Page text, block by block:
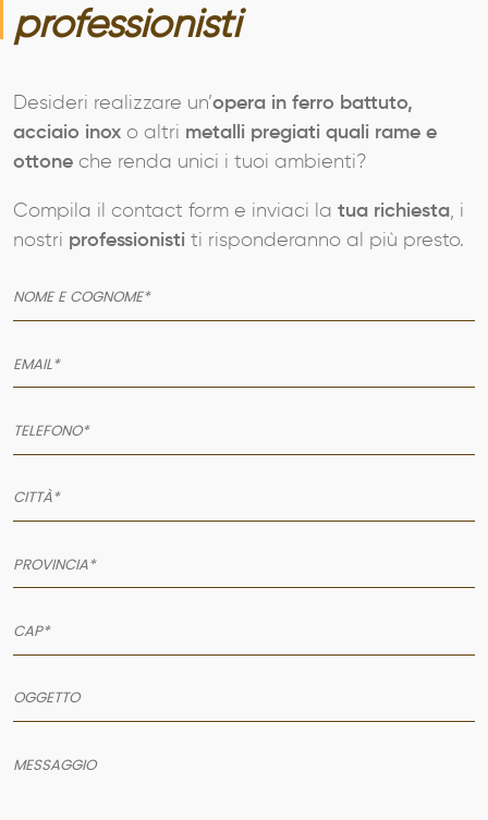
AZIENDA
SERVIZI
PORTFOLIO
NEWS
CONTATTI
professionisti
Desideri realizzare un’opera in ferro battuto,
acciaio inox o altri metalli pregiati quali rame e
ottone che renda unici i tuoi ambienti?
Compila il contact form e inviaci la tua richiesta, i
nostri professionisti ti risponderanno al più presto.